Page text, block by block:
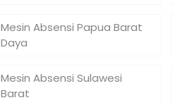
Mesin Absensi Papua Barat
Daya
Mesin Absensi Sulawesi
Barat